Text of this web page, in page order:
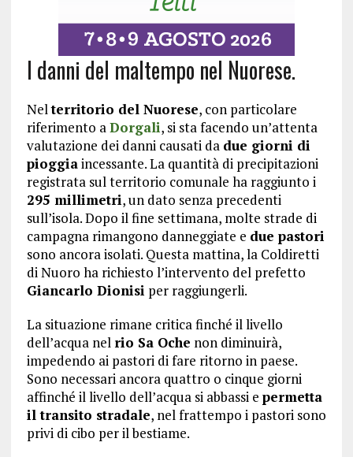
I danni del maltempo nel Nuorese.
Nelterritorio del Nuorese, con particolare
riferimento aDorgali, si sta facendo un’attenta
valutazione dei danni causati da due giorni di
pioggiaincessante. La quantità di precipitazioni
registrata sul territorio comunale ha raggiunto i
295 millimetri, un dato senza precedenti
sull’isola. Dopo il fine settimana, molte strade di
campagna rimangono danneggiate e due pastori
sono ancora isolati. Questa mattina, la Coldiretti
di Nuoro ha richiesto l’intervento del prefetto
Giancarlo Dionisi per raggiungerli.
La situazione rimane critica finché il livello
dell’acqua nel rio Sa Oche non diminuirà,
impedendo ai pastori di fare ritorno in paese.
Sono necessari ancora quattro o cinque giorni
affinché il livello dell’acqua si abbassi e permetta
il transito stradale, nel frattempo i pastori sono
privi di cibo per il bestiame.